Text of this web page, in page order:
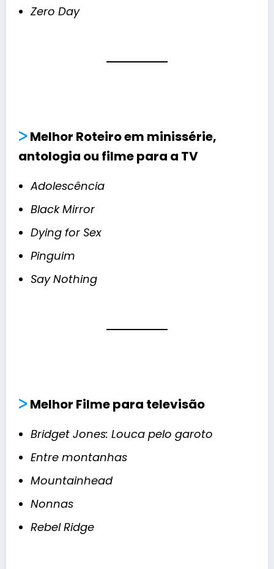
Zero Day
ᐳMelhor Roteiro em minissérie,
antologia ou filme para a TV
Adolescência
Black Mirror
Dying for Sex
Pinguim
Say Nothing
ᐳMelhor Filme para televisão
Bridget Jones: Louca pelo garoto
Entre montanhas
Mountainhead
Nonnas
Rebel Ridge